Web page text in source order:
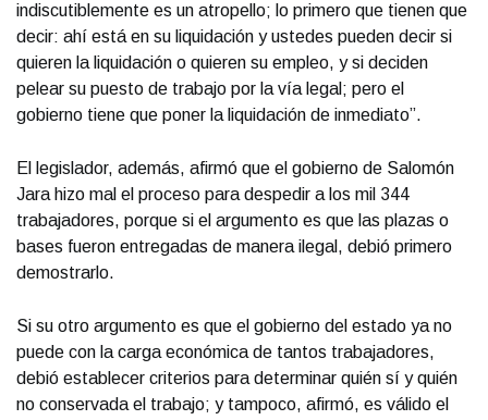
indiscutiblemente es un atropello; lo primero que tienen que
decir: ahí está en su liquidación y ustedes pueden decir si
quieren la liquidación o quieren su empleo, y si deciden
pelear su puesto de trabajo por la vía legal; pero el
gobierno tiene que poner la liquidación de inmediato”.
El legislador, además, afirmó que el gobierno de Salomón
Jara hizo mal el proceso para despedir a los mil 344
trabajadores, porque si el argumento es que las plazas o
bases fueron entregadas de manera ilegal, debió primero
demostrarlo.
Si su otro argumento es que el gobierno del estado ya no
puede con la carga económica de tantos trabajadores,
debió establecer criterios para determinar quién sí y quién
no conservada el trabajo; y tampoco, afirmó, es válido el